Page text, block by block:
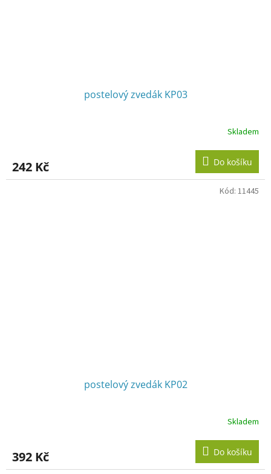
postelový zvedák KP03
Skladem
242 Kč Do košíku
postelový zvedák KP02
Skladem
392 Kč Do košíku
Kód: 11445